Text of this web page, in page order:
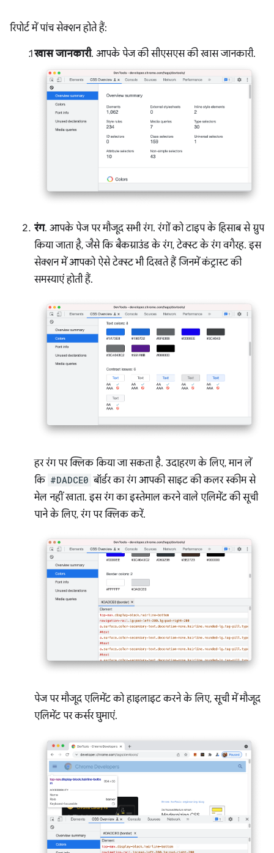
रिपोर्ट में पांच सेक्शन होते हैं:
खास जानकारी. आपके पेज की सीएसएस की खास जानकारी.
रंग. आपके पेज पर मौजूद सभी रंग. रंगों को टाइप के हिसाब से ग्रुप
किया जाता है, जैसे कि बैकग्राउंड के रंग, टेक्स्ट के रंग वगैरह. इस
सेक्शन में आपको ऐसे टेक्स्ट भी दिखते हैं जिनमें कंट्रास्ट की
समस्याएं होती हैं.
हर रंग पर क्लिक किया जा सकता है. उदाहरण के लिए, मान लें
कि #DADCE0 बॉर्डर का रंग आपकी साइट की कलर स्कीम से
मेल नहीं खाता. इस रंग का इस्तेमाल करने वाले एलिमेंट की सूची
पाने के लिए, रंग पर क्लिक करें.
पेज पर मौजूद एलिमेंट को हाइलाइट करने के लिए, सूची में मौजूद
एलिमेंट पर कर्सर घुमाएं.